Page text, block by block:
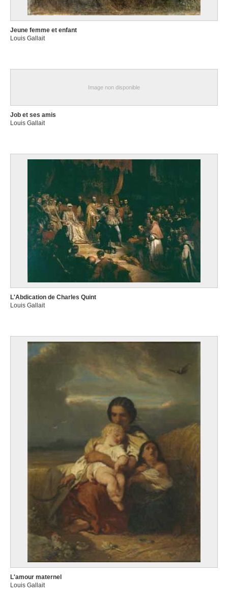
Jeune femme et enfant
Louis Gallait
Image non disponible
Job et ses amis
Louis Gallait
L'Abdication de Charles Quint
Louis Gallait
L'amour maternel
Louis Gallait